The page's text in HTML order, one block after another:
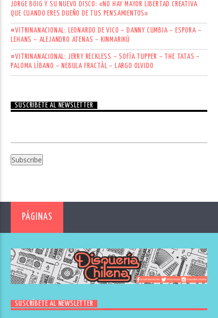
JORGE BOIG Y SU NUEVO DISCO: «NO HAY MAYOR LIBERTAD CREATIVA
QUE CUANDO ERES DUEÑO DE TUS PENSAMIENTOS»
#VITRINANACIONAL: LEONARDO DE VICO – DANNY CUMBIA – ESPORA –
LEHANS – ALEJANDRO ATENAS – KINMARIKÚ
#VITRINANACIONAL: JERRY RECKLESS – SOFÍA TUPPER – THE TATAS –
PALOMA LÍBANO – NEBULA FRACTÄL – LARGO OLVIDO
SUSCRÍBETE AL NEWSLETTER
PÁGINAS
SUSCRÍBETE AL NEWSLETTER